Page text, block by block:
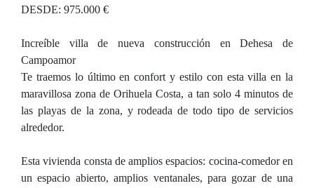
DESDE: 975.000 €
Increíble villa de nueva construcción en Dehesa de
Campoamor
Te traemos lo último en confort y estilo con esta villa en la
maravillosa zona de Orihuela Costa, a tan solo 4 minutos de
las playas de la zona, y rodeada de todo tipo de servicios
alrededor.
Esta vivienda consta de amplios espacios: cocina-comedor en
un espacio abierto, amplios ventanales, para gozar de una